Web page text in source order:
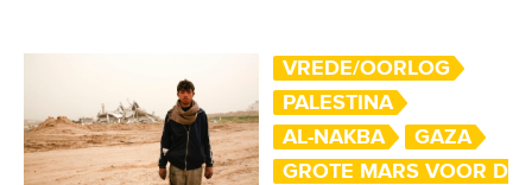
VREDE/OORLOG
PALESTINA
AL-NAKBA
GAZA
GROTE MARS VOOR DE